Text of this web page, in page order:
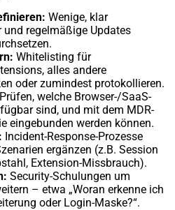
Wenige, klar
und regelmäßige Updates
Whitelisting für
alles andere
oder zumindest protokollieren.
Prüfen, welche Browser-/SaaS-
sind, und mit dem MDR-
eingebunden werden können.
Incident-Response-Prozesse
ergänzen (z.B. Session
Extension-Missbrauch).
Security-Schulungen um
– etwa „Woran erkenne ich
oder Login-Maske?“.